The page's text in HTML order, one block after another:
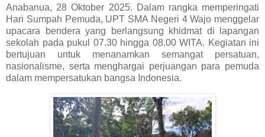
Anabanua, 28 Oktober 2025. Dalam rangka memperingati
Hari Sumpah Pemuda, UPT SMA Negeri 4 Wajo menggelar
upacara bendera yang berlangsung khidmat di lapangan
sekolah pada pukul 07.30 hingga 08.00 WITA. Kegiatan ini
bertujuan untuk menanamkan semangat persatuan,
nasionalisme, serta menghargai perjuangan para pemuda
dalam mempersatukan bangsa Indonesia.